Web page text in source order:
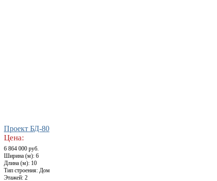
Проект БД-80
Цена:
6 864 000 руб.
Ширина (м): 6
Длина (м): 10
Тип строения: Дом
Этажей: 2